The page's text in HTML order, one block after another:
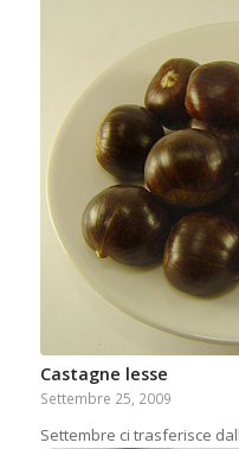
Castagne lesse
Settembre 25, 2009
Settembre ci trasferisce